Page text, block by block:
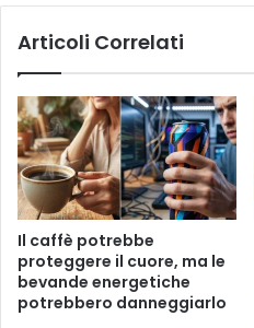
o
r
e
l
'
e
f
f
i
c
a
i
e
n
t
e
i
n
n
e
c
Articoli Correlati
Il caffè potrebbe
proteggere il cuore, ma le
bevande energetiche
potrebbero danneggiarlo